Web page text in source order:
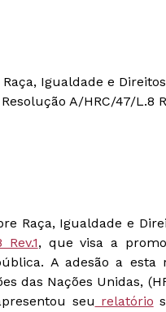
Igualdade e
A/HRC/47/L.8
Raça, Igualdade e
, que visa a
A adesão a
das Nações Unidas,
seu relatório